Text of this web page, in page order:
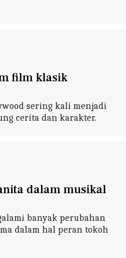
film klasik
sering kali menjadi
cerita dan karakter.
dalam musikal
banyak perubahan
dalam hal peran tokoh